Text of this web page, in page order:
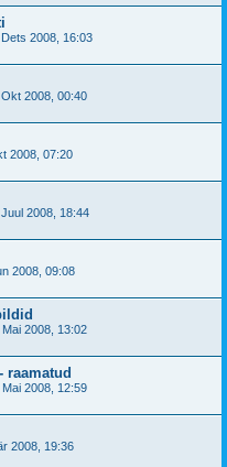
2008, 16:03
2008, 00:40
2008, 07:20
2008, 18:44
2008, 09:08
Mai 2008, 13:02
raamatud
Mai 2008, 12:59
2008, 19:36